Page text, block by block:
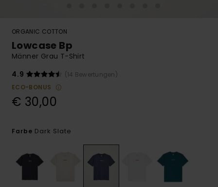
ORGANIC COTTON
Lowcase Bp
Männer Grau T-Shirt
4.9
(14 Bewertungen)
ECO-BONUS
€ 30,00
Farbe Dark Slate